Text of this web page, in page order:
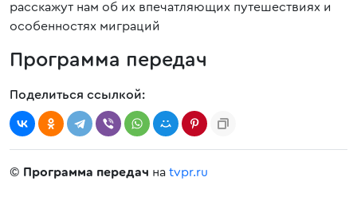
расскажут нам об их впечатляющих путешествиях и
особенностях миграций
Программа передач
Поделиться ссылкой:
© Программа передач на tvpr.ru